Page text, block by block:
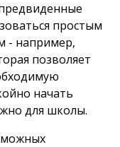
простым
- например,
позволяет
начать
для школы.